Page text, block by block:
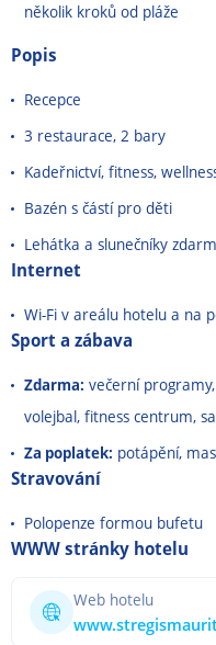
několik kroků od pláže
Popis
Recepce
3 restaurace, 2 bary
Kadeřnictví, fitness,
Bazén s částí pro děti
Lehátka a slunečníky
Internet
Wi-Fi v areálu hotelu a na
Sport a zábava
Zdarma: večerní
volejbal, fitness centrum,
Za poplatek: potápění,
Stravování
Polopenze formou bufetu
WWW stránky hotelu
Web hotelu